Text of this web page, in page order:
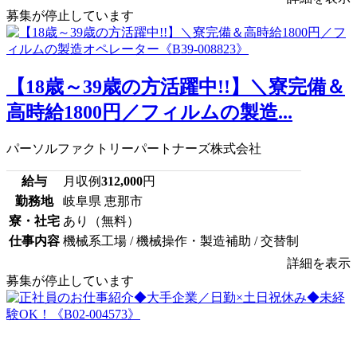
募集が停止しています
【18歳～39歳の方活躍中!!】＼寮完備＆
高時給1800円／フィルムの製造...
パーソルファクトリーパートナーズ株式会社
給与 月収例312,000円
勤務地
岐阜県 恵那市
寮・社宅 あり（無料）
仕事内容 機械系工場 / 機械操作・製造補助 / 交替制
詳細を表示
募集が停止しています